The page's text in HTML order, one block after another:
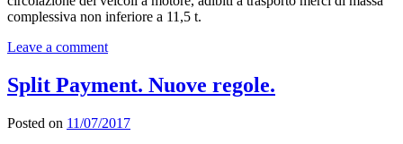
complessiva non inferiore a 11,5 t.
Leave a comment
Split Payment. Nuove regole.
Posted on 11/07/2017